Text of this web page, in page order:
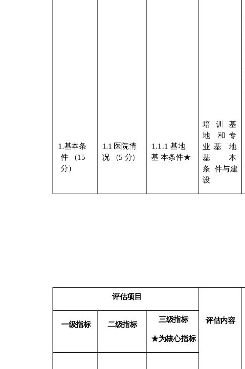
1.基本条
件
（15
分）
1.1 医院情
况
（5 分）
1.1.1 基地
基 本条件★
培训基
地
和专
业基
地
基本
条
件与建
设
评估项目
评估内容
一级指标 二级指标
三级指标
★为核心指标